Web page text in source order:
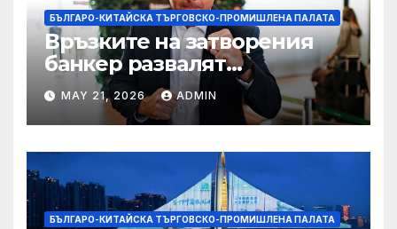
БЪЛГАРО-КИТАЙСКА ТЪРГОВСКО-ПРОМИШЛЕНА ПАЛАТА
Връзките на затворения
банкер развалят
надеждите на Флавио
Болсонаро за президент на
Бразилия
MAY 21, 2026 ADMIN
БЪЛГАРО-КИТАЙСКА ТЪРГОВСКО-ПРОМИШЛЕНА ПАЛАТА